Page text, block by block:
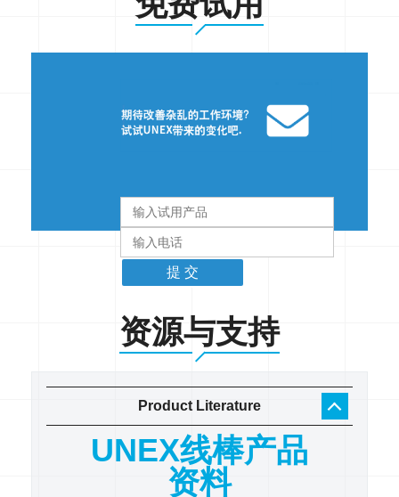
资源与支持
Product Literature
UNEX线棒产品
资料